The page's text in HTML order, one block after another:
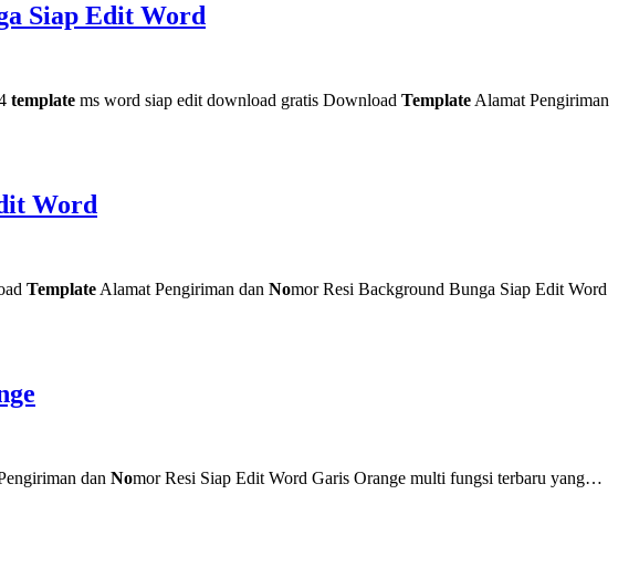
Siap Edit Word
template ms word siap edit download gratis Download Template Alamat Pengiriman
Word
Template Alamat Pengiriman dan Nomor Resi Background Bunga Siap Edit Word
dan Nomor Resi Siap Edit Word Garis Orange multi fungsi terbaru yang…